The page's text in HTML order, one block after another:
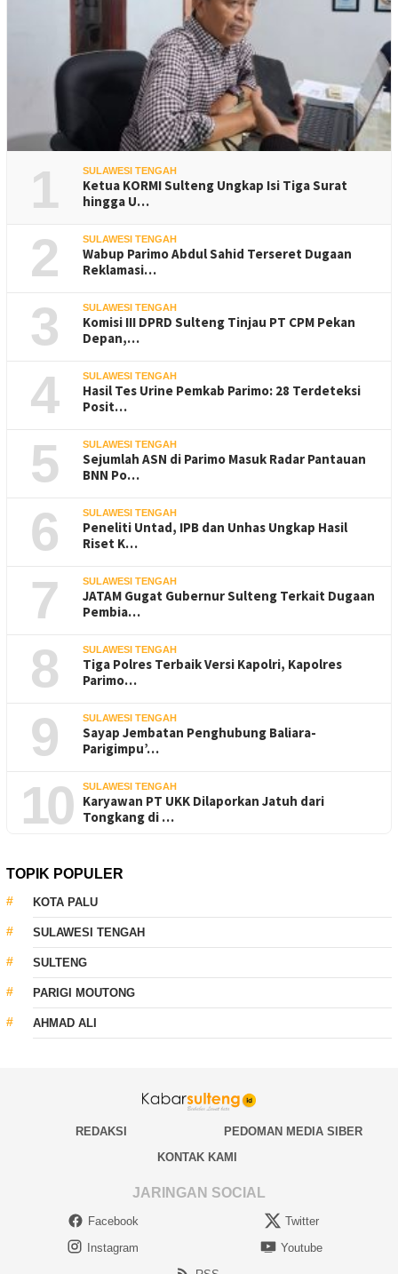
1 SULAWESI TENGAH
Ketua KORMI Sulteng Ungkap Isi Tiga Surat
hingga U…
2 SULAWESI TENGAH
Wabup Parimo Abdul Sahid Terseret Dugaan
Reklamasi…
3 SULAWESI TENGAH
Komisi III DPRD Sulteng Tinjau PT CPM Pekan
Depan,…
4 SULAWESI TENGAH
Hasil Tes Urine Pemkab Parimo: 28 Terdeteksi
Posit…
5 SULAWESI TENGAH
Sejumlah ASN di Parimo Masuk Radar Pantauan
BNN Po…
6 SULAWESI TENGAH
Peneliti Untad, IPB dan Unhas Ungkap Hasil
Riset K…
7 SULAWESI TENGAH
JATAM Gugat Gubernur Sulteng Terkait Dugaan
Pembia…
8 SULAWESI TENGAH
Tiga Polres Terbaik Versi Kapolri, Kapolres
Parimo…
9 SULAWESI TENGAH
Sayap Jembatan Penghubung Baliara-
Parigimpu’…
10 SULAWESI TENGAH
Karyawan PT UKK Dilaporkan Jatuh dari
Tongkang di …
TOPIK POPULER
KOTA PALU
SULAWESI TENGAH
SULTENG
PARIGI MOUTONG
AHMAD ALI
REDAKSI
PEDOMAN MEDIA SIBER
KONTAK KAMI
JARINGAN SOCIAL
Facebook
Twitter
Instagram
Youtube